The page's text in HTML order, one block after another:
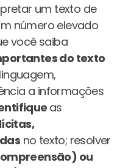
um texto de
número elevado
você saiba
do texto
a informações
as
no texto; resolver
ou